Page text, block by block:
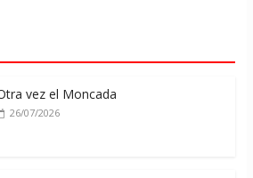
vez el Moncada
26/07/2026